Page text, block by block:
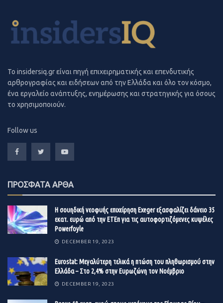
αντιμετωπίζουν προβλήματα στη λειτουργία τους.
Ως εκ τούτου, σημειώνει το επιμελητήριο, οι δικαιούχοι
παράταση στις προθεσμίες απορρόφησης των
κονδυλίων, όπως είχε γίνει και κατά την πρώτη περίοδο
της καραντίνας, την άνοιξη του 2020.
πανδημία έχει αποβεί σε τροχοπέδη στην πορεία
υλοποίησης και απορρόφησης των έργων που έχουν
αναλάβει δικαιούχοι στο πλαίσιο του ΕΣΠΑ, με
δεσμεύσεις απορρόφησης του εγκεκριμένου
ημερομηνιών των προγραμμάτων.
Πρόκειται για επιχειρήσεις σε όλη την Ελληνική
Επικράτεια, οι οποίες έχουν επιδείξει σημαντική
ανθεκτικότητα και προσαρμοστικότητα στις τρέχουσες
συνθήκες της πανδημίας, με μακρά και δυναμική πορεία
στην παραγωγή, ανάπτυξη και προώθηση στο
εσωτερικό και το εξωτερικό, εξαιρετικών προϊόντων και
To insidersiq.gr είναι πηγή επιχειρηματικής και επενδυτικής
αρθρογραφίας και ειδήσεων από την Ελλάδα και όλο τον κόσμο,
ένα εργαλείο ανάπτυξης, ενημέρωσης και στρατηγικής για όσους
το χρησιμοποιούν.
Follow us
ΠΡΟΣΦΑΤΑ ΑΡΘΑ
Η σουηδική νεοφυής επιχείρηση Exeger εξασφαλίζει δάνειο 35
εκατ. ευρώ από την ΕΤΕπ για τις αυτοφορτιζόμενες κυψέλες
Powerfoyle
DECEMBER 19, 2023
Eurostat: Μεγαλύτερη τελικά η πτώση του πληθωρισμού στην
Ελλάδα – Στο 2,4% στην Ευρωζώνη τον Νοέμβριο
DECEMBER 19, 2023